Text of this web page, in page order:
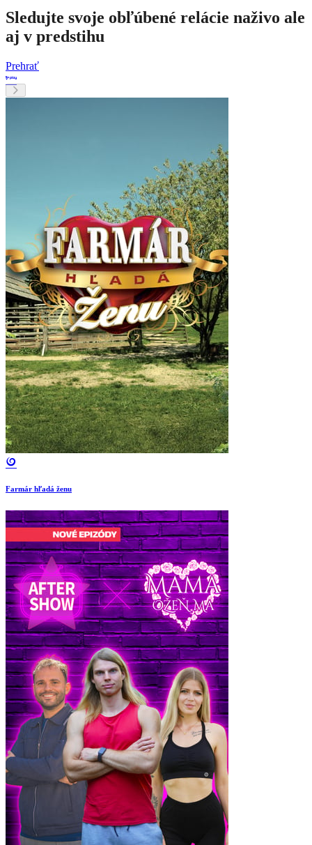
Sledujte svoje obľúbené relácie naživo ale
aj v predstihu
Prehrať
Farmár hľadá ženu